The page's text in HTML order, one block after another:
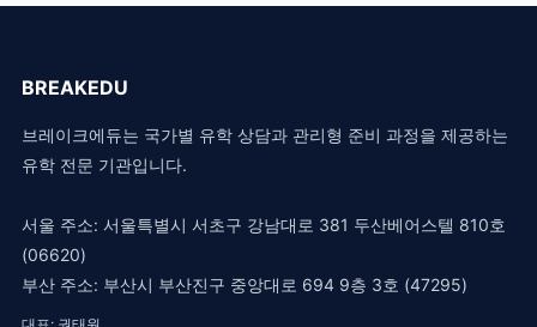
BREAKEDU
브레이크에듀는 국가별 유학 상담과 관리형 준비 과정을 제공하는
유학 전문 기관입니다.
서울 주소: 서울특별시 서초구 강남대로 381 두산베어스텔 810호
(06620)
부산 주소: 부산시 부산진구 중앙대로 694 9층 3호 (47295)